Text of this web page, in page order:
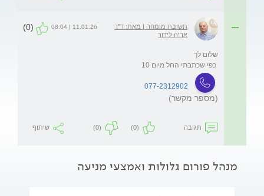
תשובת מומחה | מאת: ד"ר
אריה לידור
11.01.26 | 08:04
(0)
077-2312902
(מספר מקשר)
תגובה (0)
(0) שיתוף
מנהל פורום גלולות ואמצעי מניעה